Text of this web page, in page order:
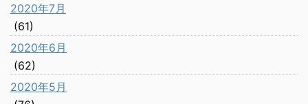
2020年7月
(61)
2020年6月
(62)
2020年5月